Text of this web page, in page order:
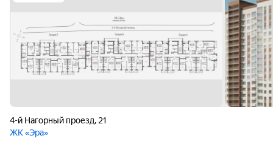
4-й Нагорный проезд, 21
ЖК «Эра»